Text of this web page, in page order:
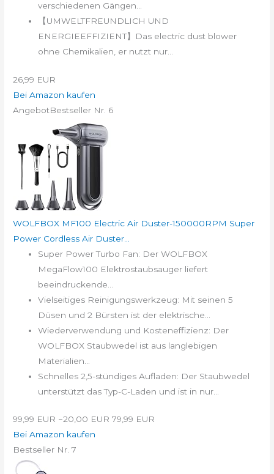
verschiedenen Gängen...
【UMWELTFREUNDLICH UND
ENERGIEEFFIZIENT】Das electric dust blower
ohne Chemikalien, er nutzt nur...
26,99 EUR
Bei Amazon kaufen
AngebotBestseller Nr. 6
WOLFBOX MF100 Electric Air Duster-150000RPM Super
Power Cordless Air Duster...
Super Power Turbo Fan: Der WOLFBOX
MegaFlow100 Elektrostaubsauger liefert
beeindruckende...
Vielseitiges Reinigungswerkzeug: Mit seinen 5
Düsen und 2 Bürsten ist der elektrische...
Wiederverwendung und Kosteneffizienz: Der
WOLFBOX Staubwedel ist aus langlebigen
Materialien...
Schnelles 2,5-stündiges Aufladen: Der Staubwedel
unterstützt das Typ-C-Laden und ist in nur...
99,99 EUR −20,00 EUR 79,99 EUR
Bei Amazon kaufen
Bestseller Nr. 7